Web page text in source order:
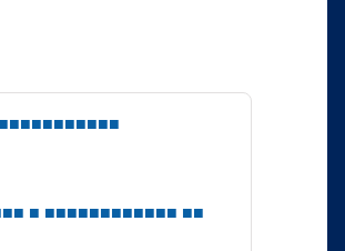
■■■■■■■■■■■
■■ ■ ■■■■■■■■■■■■ ■■